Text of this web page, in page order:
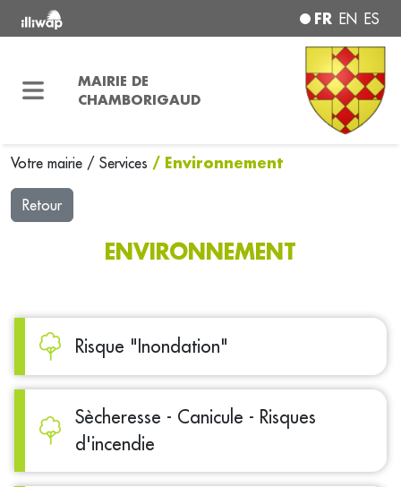
FR EN ES
MAIRIE DE
CHAMBORIGAUD
Votre mairie / Services / Environnement
Retour
ENVIRONNEMENT
Risque "Inondation"
Sècheresse - Canicule - Risques
d'incendie